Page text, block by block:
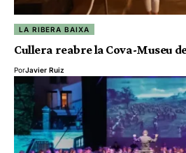
LA RIBERA BAIXA
Cullera reabre la Cova-Museu
PorJavier Ruiz